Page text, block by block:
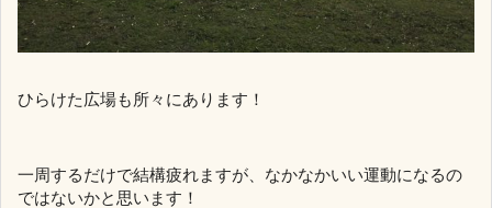
ひらけた広場も所々にあります！
一周するだけで結構疲れますが、なかなかいい運動になるの
ではないかと思います！